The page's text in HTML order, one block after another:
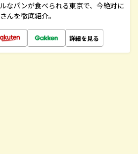
なパンが食べられる東京で、今絶対に
んを徹底紹介。
詳細を見る